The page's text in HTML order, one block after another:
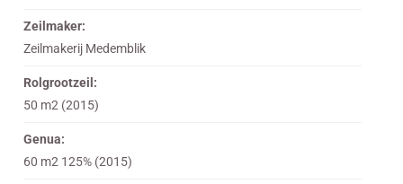
Zeilmaker:
Zeilmakerij Medemblik
Rolgrootzeil:
50 m2 (2015)
Genua:
60 m2 125% (2015)